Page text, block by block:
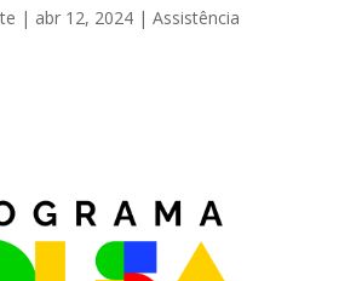
| abr 12, 2024| Assistência